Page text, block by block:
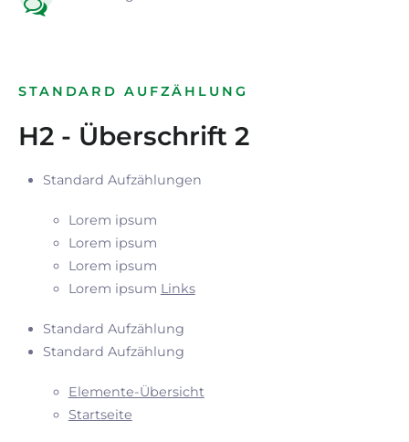
STANDARD AUFZÄHLUNG
H2 - Überschrift 2
Standard Aufzählungen
Lorem ipsum
Lorem ipsum
Lorem ipsum
Lorem ipsum Links
Standard Aufzählung
Standard Aufzählung
Elemente-Übersicht
Startseite